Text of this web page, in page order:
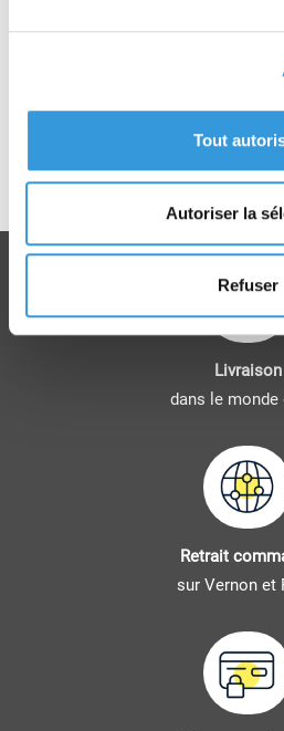
Tout
Autoriser la
Refuser
À partir de 208,05 €
Découvrir
Livraison
dans le monde
Retrait
sur Vernon et